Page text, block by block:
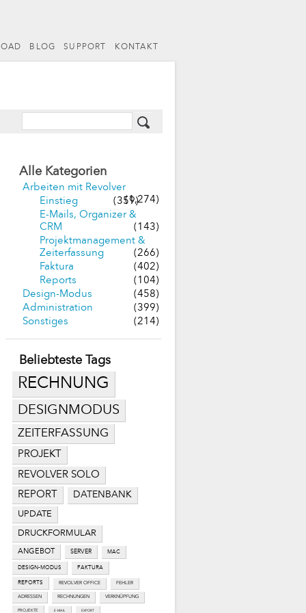
BLOG SUPPORT KONTAKT
Alle Kategorien
Arbeiten mit Revolver
(1,274)
Einstieg
(359)
E-Mails, Organizer &
CRM
(143)
Projektmanagement &
Zeiterfassung
(266)
Faktura
(402)
Reports
(104)
Design-Modus
(458)
Administration
(399)
Sonstiges
(214)
Beliebteste Tags
RECHNUNG
DESIGNMODUS
ZEITERFASSUNG
PROJEKT
REVOLVER SOLO
REPORT DATENBANK
UPDATE
DRUCKFORMULAR
ANGEBOT SERVER MAC
DESIGN-MODUS FAKTURA
REPORTS REVOLVER OFFICE FEHLER
ADRESSEN RECHNUNGEN VERKNÜPFUNG
PROJEKTE E-MAIL EXPORT